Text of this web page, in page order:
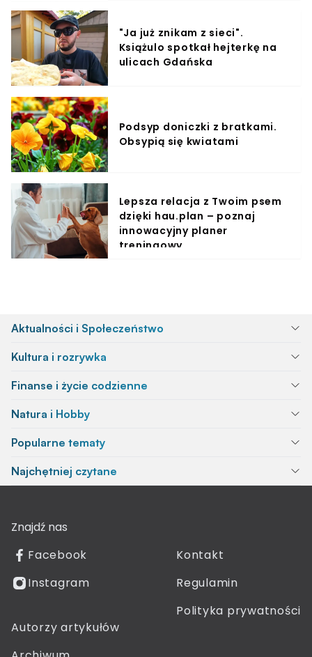
"Ja już znikam z sieci".
Książulo spotkał hejterkę na
ulicach Gdańska
Podsyp doniczki z bratkami.
Obsypią się kwiatami
Lepsza relacja z Twoim psem
dzięki hau.plan – poznaj
innowacyjny planer
treningowy
Aktualności i Społeczeństwo
Kultura i rozrywka
Finanse i życie codzienne
Natura i Hobby
Popularne tematy
Najchętniej czytane
Znajdź nas
Facebook
Instagram
Kontakt
Regulamin
Polityka prywatności
Autorzy artykułów